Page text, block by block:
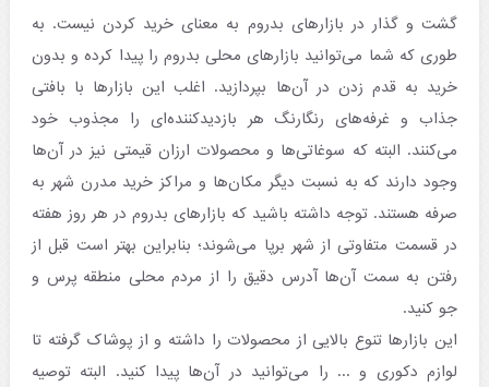
گشت و گذار در بازارهای بدروم به معنای خرید کردن نیست. به
طوری که شما می‌توانید بازارهای محلی بدروم را پیدا کرده و بدون
خرید به قدم زدن در آن‌ها بپردازید. اغلب این بازارها با بافتی
جذاب و غرفه‌های رنگارنگ هر بازدیدکننده‌ای را مجذوب خود
می‌کنند. البته که سوغاتی‌ها و محصولات ارزان قیمتی نیز در آن‌ها
وجود دارند که به نسبت دیگر مکان‌ها و مراکز خرید مدرن شهر به
صرفه هستند. توجه داشته باشید که بازارهای بدروم در هر روز هفته
در قسمت متفاوتی از شهر برپا می‌شوند؛ بنابراین بهتر است قبل از
رفتن به سمت آن‌ها آدرس دقیق را از مردم محلی منطقه پرس و
جو کنید.
این بازارها تنوع بالایی از محصولات را داشته و از پوشاک گرفته تا
لوازم دکوری و ... را می‌توانید در آن‌ها پیدا کنید. البته توصیه